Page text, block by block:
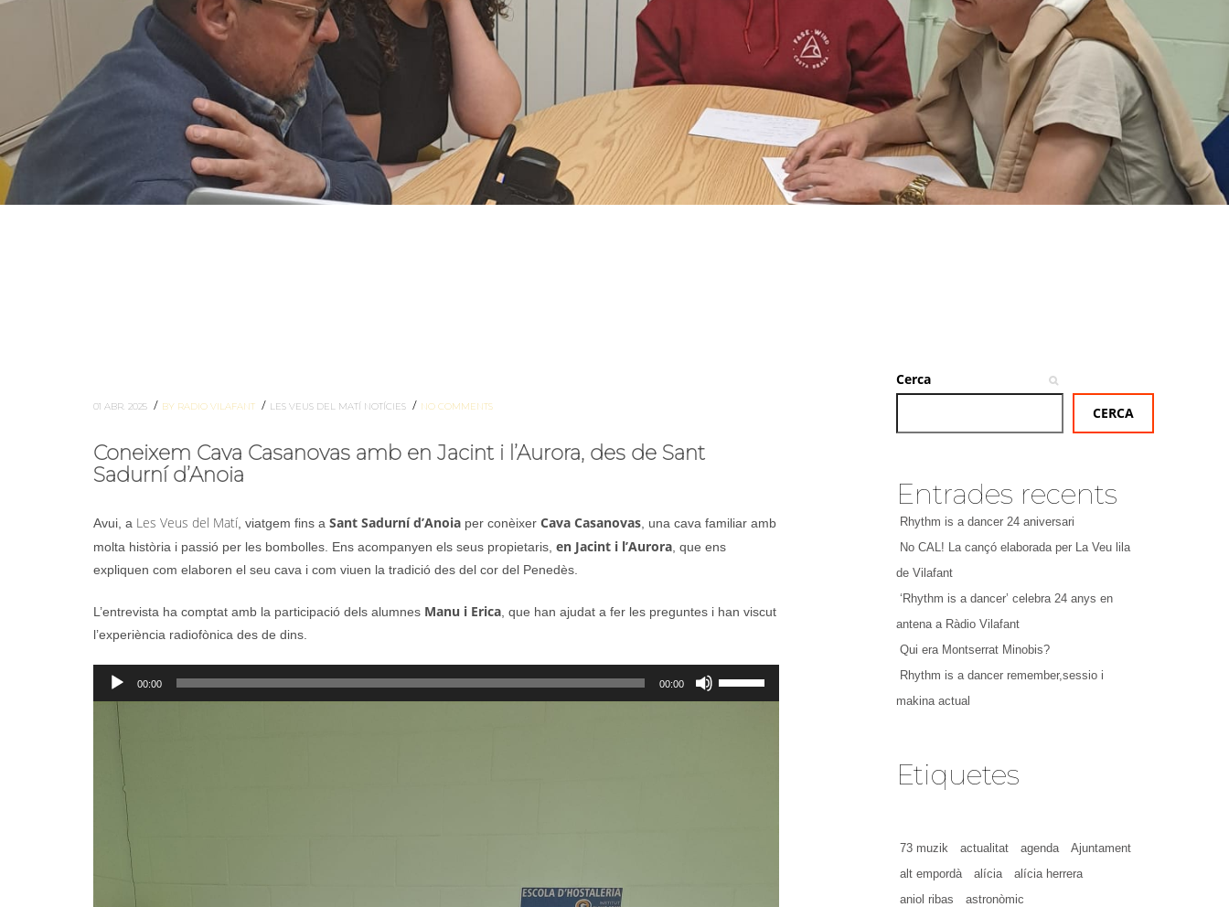
01 ABR. 2025 / BY RADIO VILAFANT / LES VEUS DEL MATÍ NOTÍCIES / NO COMMENTS
Coneixem Cava Casanovas amb en Jacint i l’Aurora, des de Sant
Sadurní d’Anoia
Avui, a Les Veus del Matí , viatgem fins a Sant Sadurní d’Anoia per conèixer Cava Casanovas , una cava familiar amb
molta història i passió per les bombolles. Ens acompanyen els seus propietaris, en Jacint i l’Aurora , que ens
expliquen com elaboren el seu cava i com viuen la tradició des del cor del Penedès.
L’entrevista ha comptat amb la participació dels alumnes Manu i Erica , que han ajudat a fer les preguntes i han viscut
l’experiència radiofònica des de dins.
Reproductor
d'àudio
00:00 00:00
Cerca
CERCA
Entrades recents
Rhythm is a dancer 24 aniversari
No CAL! La cançó elaborada per La Veu lila
de Vilafant
‘Rhythm is a dancer’ celebra 24 anys en
antena a Ràdio Vilafant
Qui era Montserrat Minobis?
Rhythm is a dancer remember,sessio i
makina actual
Etiquetes
73 muzik actualitat agenda
Ajuntament
alt empordà
alícia
alícia herrera
aniol ribas
astronòmic